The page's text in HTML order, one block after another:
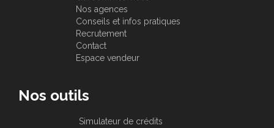
Nos agences
Conseils et infos pratiques
Recrutement
Contact
Espace vendeur
Nos outils
Simulateur de crédits